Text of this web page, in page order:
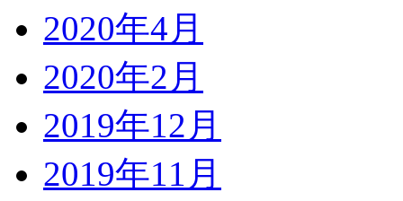
2020年4月
2020年2月
2019年12月
2019年11月